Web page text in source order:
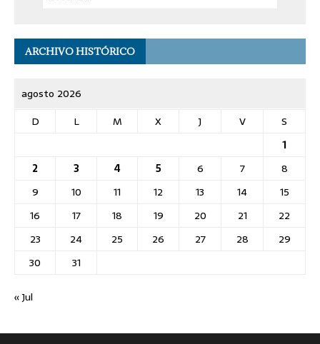
ARCHIVO HISTÓRICO
agosto 2026
D
L M X J V
S
1
2
3 4 5 6 7
8
9
10 11 12 13 14
15
16
17 18 19 20 21
22
23
24 25 26 27 28
29
30
31
« Jul